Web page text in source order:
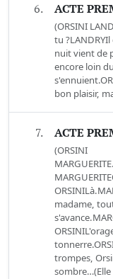
6. ACTE
(ORSINI
tu
nuit vient de
encore loin
bon plaisir,
7. ACTE
(ORSINI
madame,
trompes,